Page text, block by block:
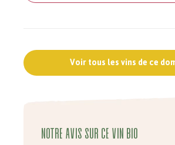
Voir tous les vins de ce
Notre avis sur ce vin bio